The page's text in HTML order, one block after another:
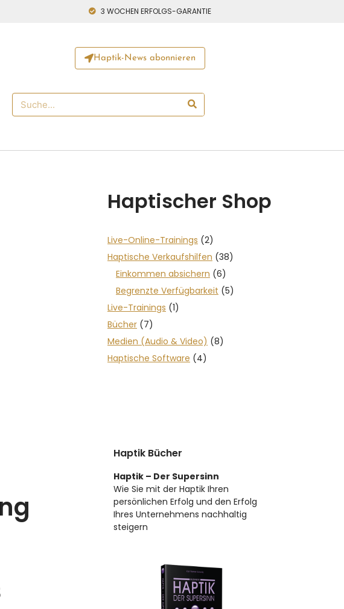
3 WOCHEN ERFOLGS-GARANTIE
Haptik-News abonnieren
Haptischer Shop
Live-Online-Trainings (2)
Haptische Verkaufshilfen (38)
Einkommen absichern (6)
Begrenzte Verfügbarkeit (5)
Live-Trainings (1)
Bücher (7)
Medien (Audio & Video) (8)
Haptische Software (4)
Haptik Bücher
Haptik – Der Supersinn
Wie Sie mit der Haptik Ihren
persönlichen Erfolg und den Erfolg
Ihres Unternehmens nachhaltig
steigern